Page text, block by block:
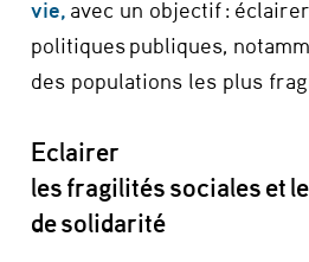
vie, avec un objectif :
politiques publiques,
des populations les plus
Eclairer
les fragilités sociales et
de solidarité